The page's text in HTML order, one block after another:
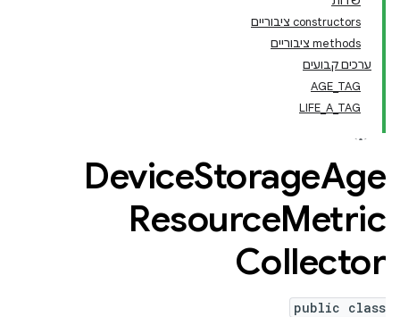
‫constructors ציבוריים
‫methods ציבוריים
ערכים קבועים
AGE_TAG
LIFE_A_TAG
DeviceStorageAge
ResourceMetric
Collector
public class